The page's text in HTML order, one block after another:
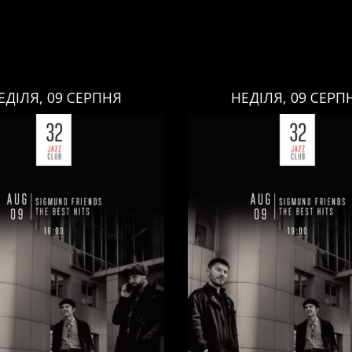
09 СЕРПНЯ
Ціна:
Павло Литвиненко
,)/Денис Дудко (Бас,)/
Люлякін (Барабани
НЕДІЛЯ, 09
Ціна:
Виконавці:
Павло
(Рояль,)/Денис Дудко
Олександр Люлякін (